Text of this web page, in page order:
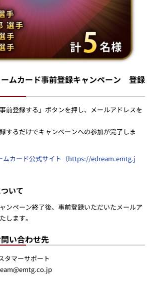
ムカード事前登録キャンペーン 登録
前登録する」ボタンを押し、メールアドレスを
するだけでキャンペーンへの参加が完了しま
ムカード公式サイト（https://edream.emtg.j
いて
ンペーン終了後、事前登録いただいたメールア
します。
い合わせ先
マーサポート